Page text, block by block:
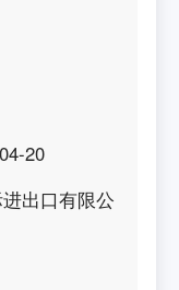
20
出口有限公